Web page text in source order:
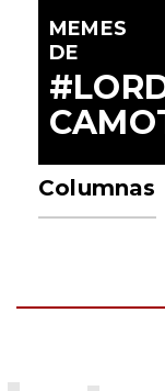
MEMES
DE
Columnas